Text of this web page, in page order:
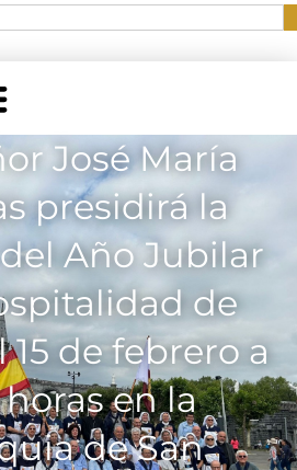
José María
presidirá la
Año Jubilar
de
15 de febrero a
horas en la
de San